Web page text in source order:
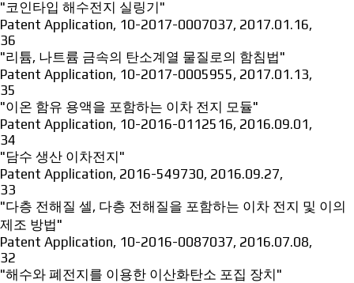
"코인타입 해수전지 실링기"
Patent Application, 10-2017-0007037, 2017.01.16,
36
"리튬, 나트륨 금속의 탄소계열 물질로의 함침법"
Patent Application, 10-2017-0005955, 2017.01.13,
35
"이온 함유 용액을 포함하는 이차 전지 모듈"
Patent Application, 10-2016-0112516, 2016.09.01,
34
"담수 생산 이차전지"
Patent Application, 2016-549730, 2016.09.27,
33
"다층 전해질 셀, 다층 전해질을 포함하는 이차 전지 및 이의
제조 방법"
Patent Application, 10-2016-0087037, 2016.07.08,
32
"해수와 폐전지를 이용한 이산화탄소 포집 장치"